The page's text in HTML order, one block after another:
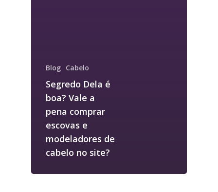
Blog Cabelo
Segredo Dela é
boa? Vale a
pena comprar
escovas e
modeladores de
cabelo no site?